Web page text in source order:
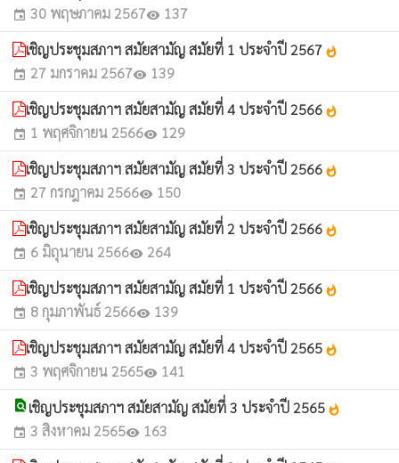
event 30 พฤษภาคม 2567visibility 137
เชิญประชุมสภาฯ สมัยสามัญ สมัยที่ 1 ประจำปี 2567 whatshot
event 27 มกราคม 2567visibility 139
เชิญประชุมสภาฯ สมัยสามัญ สมัยที่ 4 ประจำปี 2566 whatshot
event 1 พฤศจิกายน 2566visibility 129
เชิญประชุมสภาฯ สมัยสามัญ สมัยที่ 3 ประจำปี 2566 whatshot
event 27 กรกฎาคม 2566visibility 150
เชิญประชุมสภาฯ สมัยสามัญ สมัยที่ 2 ประจำปี 2566 whatshot
event 6 มิถุนายน 2566visibility 264
เชิญประชุมสภาฯ สมัยสามัญ สมัยที่ 1 ประจำปี 2566 whatshot
event 8 กุมภาพันธ์ 2566visibility 139
เชิญประชุมสภาฯ สมัยสามัญ สมัยที่ 4 ประจำปี 2565 whatshot
event 3 พฤศจิกายน 2565visibility 141
find_in_page เชิญประชุมสภาฯ สมัยสามัญ สมัยที่ 3 ประจำปี 2565 whatshot
event 3 สิงหาคม 2565visibility 163